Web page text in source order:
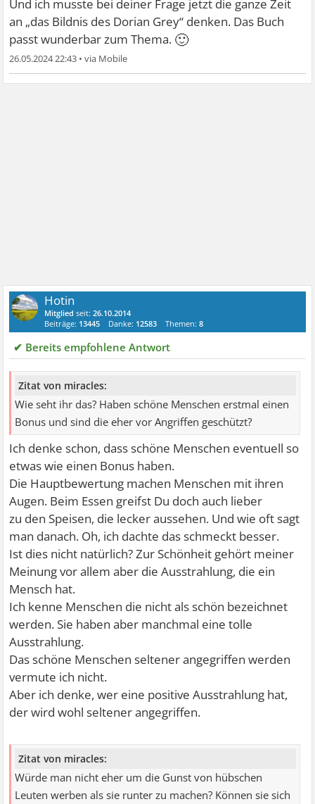
Und ich musste bei deiner Frage jetzt die ganze Zeit
an „das Bildnis des Dorian Grey“ denken. Das Buch
passt wunderbar zum Thema. 🙂
26.05.2024 22:43 •
Hotin
Mitglied seit:26.10.2014
Beiträge: 13445 Danke: 12583 Themen:8
✔ Bereits empfohlene Antwort
Zitat von miracles:
Wie seht ihr das? Haben schöne Menschen erstmal einen
Bonus und sind die eher vor Angriffen geschützt?
Ich denke schon, dass schöne Menschen eventuell so
etwas wie einen Bonus haben.
Die Hauptbewertung machen Menschen mit ihren
Augen. Beim Essen greifst Du doch auch lieber
zu den Speisen, die lecker aussehen. Und wie oft sagt
man danach. Oh, ich dachte das schmeckt besser.
Ist dies nicht natürlich? Zur Schönheit gehört meiner
Meinung vor allem aber die Ausstrahlung, die ein
Mensch hat.
Ich kenne Menschen die nicht als schön bezeichnet
werden. Sie haben aber manchmal eine tolle
Ausstrahlung.
Das schöne Menschen seltener angegriffen werden
vermute ich nicht.
Aber ich denke, wer eine positive Ausstrahlung hat,
der wird wohl seltener angegriffen.
Zitat von miracles:
Würde man nicht eher um die Gunst von hübschen
Leuten werben als sie runter zu machen? Können sie sich